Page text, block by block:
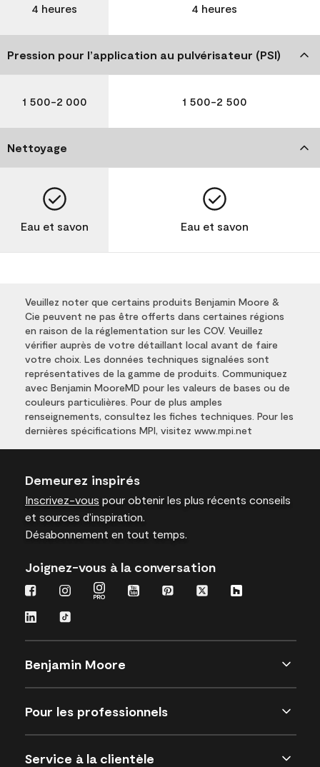
4 heures 4 heures
Pression pour l’application au pulvérisateur (PSI)
1 500-2 000 1 500-2 500
Nettoyage
Eau et savon Eau et savon
Veuillez noter que certains produits Benjamin Moore &
Cie peuvent ne pas être offerts dans certaines régions
en raison de la réglementation sur les COV. Veuillez
vérifier auprès de votre détaillant local avant de faire
votre choix. Les données techniques signalées sont
représentatives de la gamme de produits. Communiquez
avec Benjamin MooreMD pour les valeurs de bases ou de
couleurs particulières. Pour de plus amples
renseignements, consultez les fiches techniques. Pour les
dernières spécifications MPI, visitez www.mpi.net
Demeurez inspirés
Inscrivez-vous pour obtenir les plus récents conseils
et sources d’inspiration.
Désabonnement en tout temps.
Joignez-vous à la conversation
Benjamin Moore
Pour les professionnels
Service à la clientèle